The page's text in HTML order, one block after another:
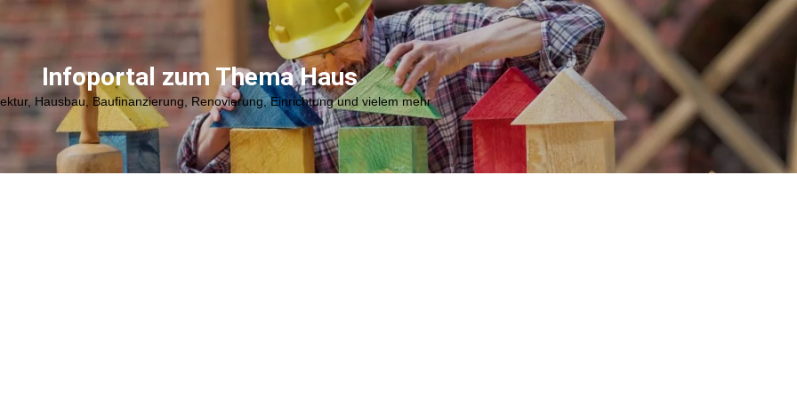
Infoportal zum Thema Haus
Hausbau, Baufinanzierung, Renovierung, Einrichtung und vielem mehr